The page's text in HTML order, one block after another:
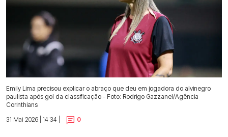
Emily Lima precisou explicar o abraço que deu em jogadora do alvinegro
paulista após gol da classificação - Foto: Rodrigo Gazzanel/Agência
Corinthians
31 Mai 2026 | 14:34 |
0